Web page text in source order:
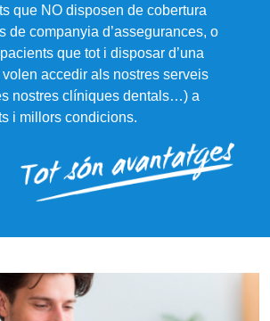
que NO disposen de cobertura
de companyia d’assegurances, o
que tot i disposar d’una
accedir als nostres serveis
nostres clíniques dentals…) a
i millors condicions.